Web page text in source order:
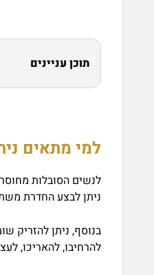
תוכן עניינים
למי מתאים
לנשים הסובלות
ניתן לבצע החדרת
בנוסף, ניתן להזריק
להרחיבו, להאריכו,